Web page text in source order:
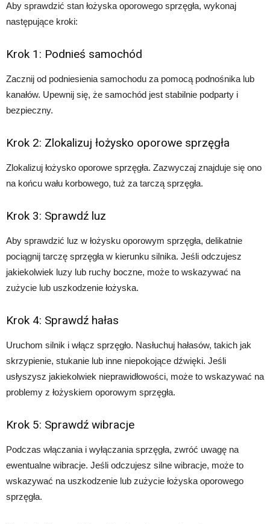
Aby sprawdzić stan łożyska oporowego sprzęgła, wykonaj
następujące kroki:
Krok 1: Podnieś samochód
Zacznij od podniesienia samochodu za pomocą podnośnika lub
kanałów. Upewnij się, że samochód jest stabilnie podparty i
bezpieczny.
Krok 2: Zlokalizuj łożysko oporowe sprzęgła
Zlokalizuj łożysko oporowe sprzęgła. Zazwyczaj znajduje się ono
na końcu wału korbowego, tuż za tarczą sprzęgła.
Krok 3: Sprawdź luz
Aby sprawdzić luz w łożysku oporowym sprzęgła, delikatnie
pociągnij tarczę sprzęgła w kierunku silnika. Jeśli odczujesz
jakiekolwiek luzy lub ruchy boczne, może to wskazywać na
zużycie lub uszkodzenie łożyska.
Krok 4: Sprawdź hałas
Uruchom silnik i włącz sprzęgło. Nasłuchuj hałasów, takich jak
skrzypienie, stukanie lub inne niepokojące dźwięki. Jeśli
usłyszysz jakiekolwiek nieprawidłowości, może to wskazywać na
problemy z łożyskiem oporowym sprzęgła.
Krok 5: Sprawdź wibracje
Podczas włączania i wyłączania sprzęgła, zwróć uwagę na
ewentualne wibracje. Jeśli odczujesz silne wibracje, może to
wskazywać na uszkodzenie lub zużycie łożyska oporowego
sprzęgła.